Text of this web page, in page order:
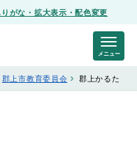
がな・拡大表示・配色変更
郡上市教育委員会 郡上かるた
メニュー